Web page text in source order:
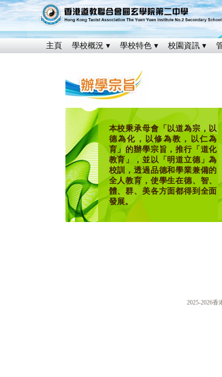
主頁 學校概況 學校特色 校園資訊
本校秉承母會「以道為宗，以
德為化，以修為教，以仁為
育」的辦學宗旨，推行「道化
教育」，並以「明道立德」為
校訓，透過品德和學業兼備的
全人教育，使學生在德、智、
體、群、美各方面都得到全面
發展。
2025-2026